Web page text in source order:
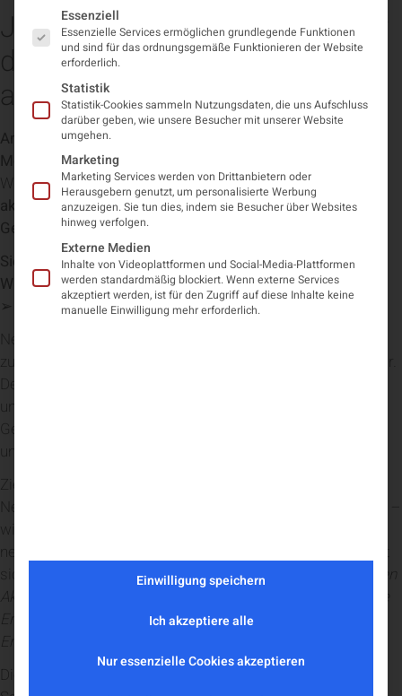
Jetzt nachträglich das Webinar
des World Brain Day 2025
ansehen!
Am 22. Juli fand der
Motto „brain health for all ages“, statt.
WFN wieder ein kostenlosesWebinaran, das sich den
aktuellen Themen und Herausforderungen rund um
Gehirngesundheitbeschäftigt.
Sie können das Webinar nachträglich auf der Website der
WFN kostenlos online ansehen
➢
World Brain Day 2025
zunehmende Herausforderung für Gesundheitssysteme dar.
Der World Brain Day 2025 zielte daher auf die Entwicklung
und Verbreitung einer Strategie zur Förderung der
umsetzbar und langfristig wirksam sein.
Ziel des diesjährigen Kampagne der World Federation of
wie UN ECOSOC und WHO – ein Signal für die Relevanz
neurologischer Gesundheit zu setzen. Die Initiative versteht
sich als Beitrag zur Umsetzung desIntersektoralen Globalen
Aktionsplans (IGAP) für Epilepsie und andere neurologische
Erkrankungen (2022–2031)sowie derZiele für nachhaltige
Entwicklung (SDGs)
Die Kampagne konzentrierte sich auf fünf zentrale
Es folgt eine Liste der Service-Gruppen, für die eine
Essenziell
Essenzielle Services ermöglichen grundlegende Funktionen
und sind für das ordnungsgemäße Funktionieren der Website
erforderlich.
Statistik
Statistik-Cookies sammeln Nutzungsdaten, die uns Aufschluss
darüber geben, wie unsere Besucher mit unserer Website
umgehen.
Marketing
Marketing Services werden von Drittanbietern oder
Herausgebern genutzt, um personalisierte Werbung
anzuzeigen. Sie tun dies, indem sie Besucher über Websites
hinweg verfolgen.
Externe Medien
Inhalte von Videoplattformen und Social-Media-Plattformen
werden standardmäßig blockiert. Wenn externe Services
akzeptiert werden, ist für den Zugriff auf diese Inhalte keine
manuelle Einwilligung mehr erforderlich.
Einwilligung speichern
Ich akzeptiere alle
Nur essenzielle Cookies akzeptieren